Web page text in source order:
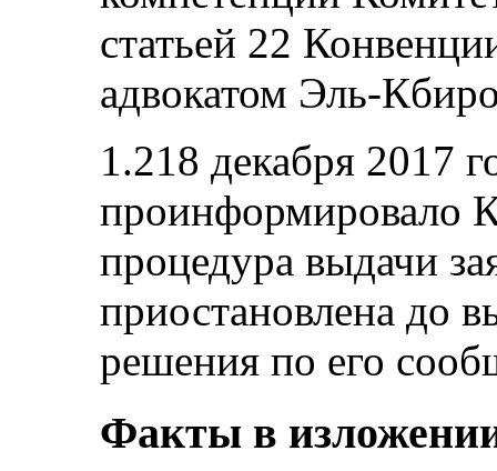
статьей 22
адвокатом Эль-
1.218 декабря 2017
проинформировало
процедура выдачи
приостановлена до
решения по его
Факты в